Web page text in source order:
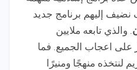
إليهم برنامج جديد
. والذي تابعه ملايين
على اعجاب الجميع. فما
لنتخذه منهجًا ومنيرًا